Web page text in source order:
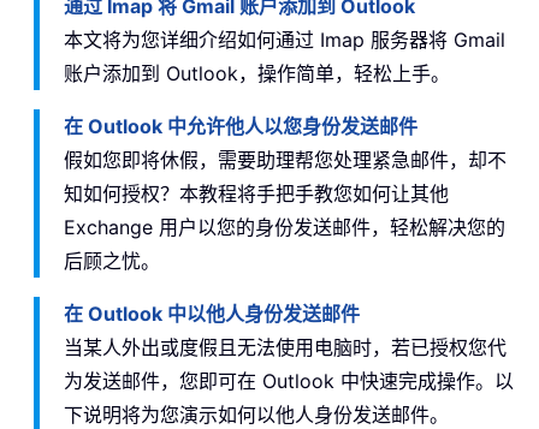
通过 Imap 将 Gmail 账户添加到 Outlook
本文将为您详细介绍如何通过 Imap 服务器将 Gmail
账户添加到 Outlook，操作简单，轻松上手。
在 Outlook 中允许他人以您身份发送邮件
假如您即将休假，需要助理帮您处理紧急邮件，却不
知如何授权？本教程将手把手教您如何让其他
Exchange 用户以您的身份发送邮件，轻松解决您的
后顾之忧。
在 Outlook 中以他人身份发送邮件
当某人外出或度假且无法使用电脑时，若已授权您代
为发送邮件，您即可在 Outlook 中快速完成操作。以
下说明将为您演示如何以他人身份发送邮件。